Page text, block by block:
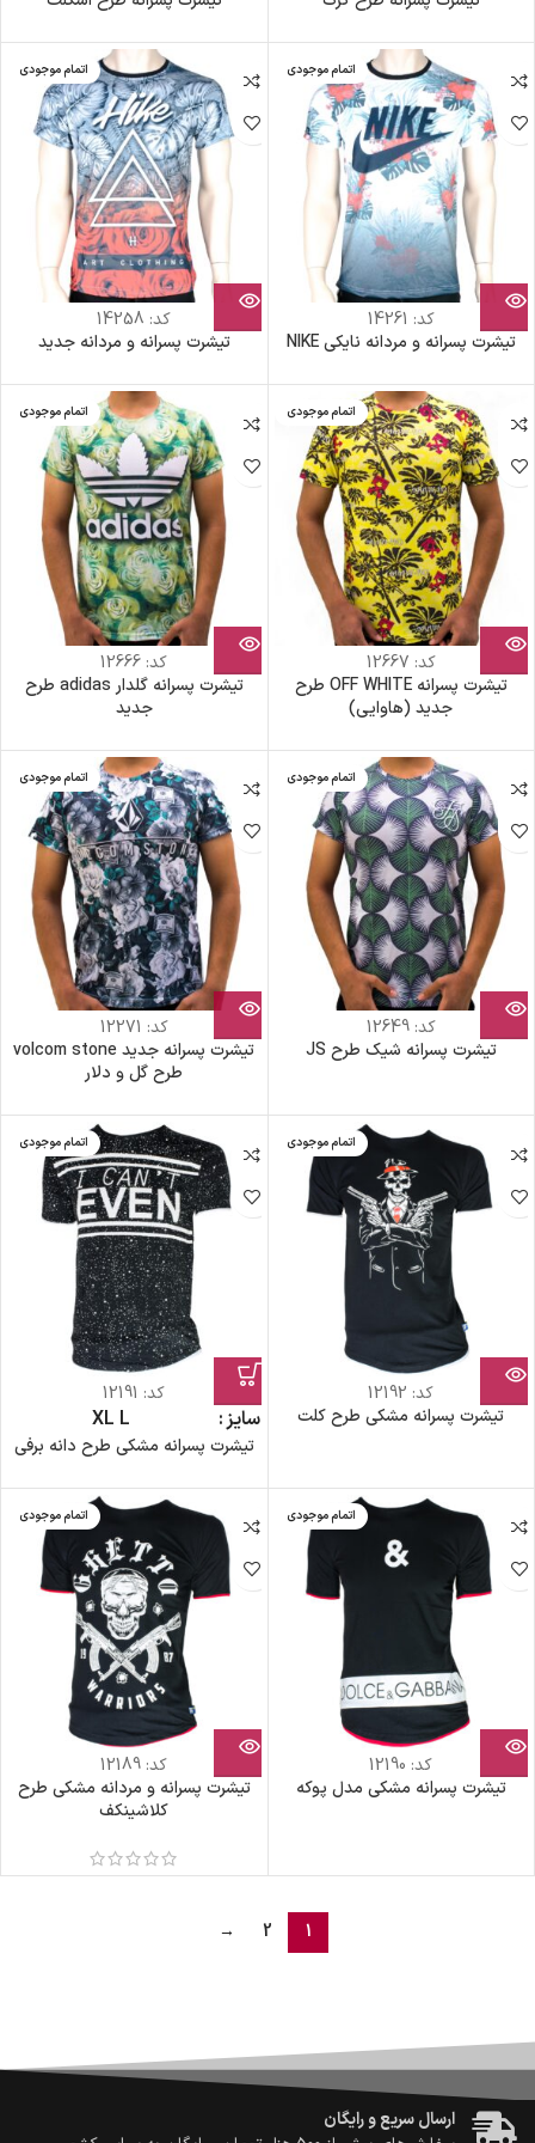
اتمام موجودی
کد: 14261
تیشرت پسرانه و مردانه نایکی NIKE
اتمام موجودی
کد: 14258
تیشرت پسرانه و مردانه جدید
اتمام موجودی
کد: 12667
تیشرت پسرانه OFF WHITE طرح
جدید (هاوایی)
اتمام موجودی
کد: 12666
تیشرت پسرانه گلدار adidas طرح
جدید
اتمام موجودی
کد:12649
تیشرت پسرانه شیک طرح JS
اتمام موجودی
کد: 12271
تیشرت پسرانه جدید volcom stone
طرح گل و دلار
اتمام موجودی
کد: 12192
تیشرت پسرانه مشکی طرح کلت
اتمام موجودی
کد: 12191
سایز L
XL
تیشرت پسرانه مشکی طرح دانه برفی
اتمام موجودی
کد: 12190
تیشرت پسرانه مشکی مدل پوکه
اتمام موجودی
کد: 12189
تیشرت پسرانه و مردانه مشکی طرح
کلاشینکف
1
2
→
ضمانت اصالت کالا
گارانتی معتبر برای تمامی محصولات ارائه می‌شود.
ارسال سریع و رایگان